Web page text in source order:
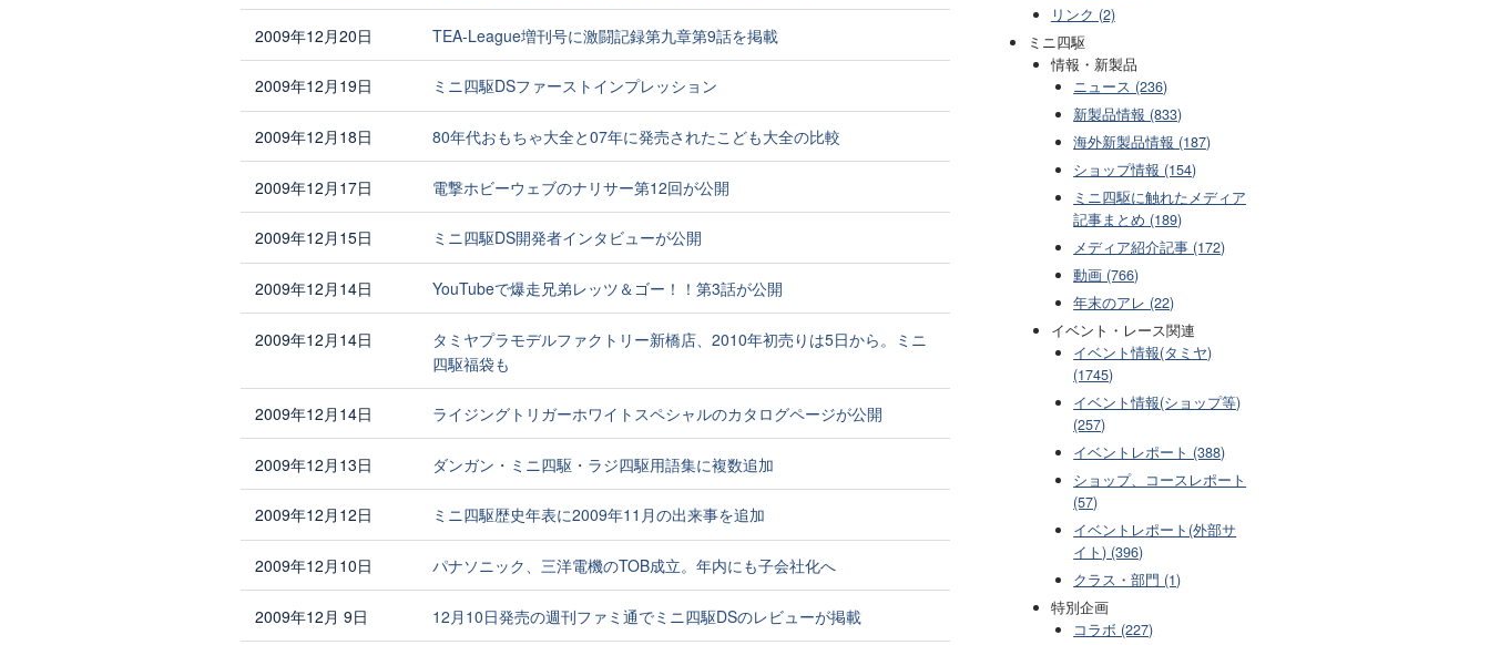
2009年12月20日 TEA-League増刊号に激闘記録第九章第9話を掲載
2009年12月19日 ミニ四駆DSファーストインプレッション
2009年12月18日 80年代おもちゃ大全と07年に発売されたこども大全の比較
2009年12月17日 電撃ホビーウェブのナリサー第12回が公開
2009年12月15日 ミニ四駆DS開発者インタビューが公開
2009年12月14日 YouTubeで爆走兄弟レッツ＆ゴー！！第3話が公開
2009年12月14日
タミヤプラモデルファクトリー新橋店、2010年初売りは5日から。ミニ
四駆福袋も
2009年12月14日 ライジングトリガーホワイトスペシャルのカタログページが公開
2009年12月13日 ダンガン・ミニ四駆・ラジ四駆用語集に複数追加
2009年12月12日 ミニ四駆歴史年表に2009年11月の出来事を追加
2009年12月10日 パナソニック、三洋電機のTOB成立。年内にも子会社化へ
2009年12月 9日 12月10日発売の週刊ファミ通でミニ四駆DSのレビューが掲載
リンク (2)
ミニ四駆
情報・新製品
ニュース (236)
新製品情報 (833)
海外新製品情報 (187)
ショップ情報 (154)
ミニ四駆に触れたメディア
記事まとめ (189)
メディア紹介記事 (172)
動画 (766)
年末のアレ (22)
イベント・レース関連
イベント情報(タミヤ)
(1745)
イベント情報(ショップ等)
(257)
イベントレポート (388)
ショップ、コースレポート
(57)
イベントレポート(外部サ
イト) (396)
クラス・部門 (1)
特別企画
コラボ (227)